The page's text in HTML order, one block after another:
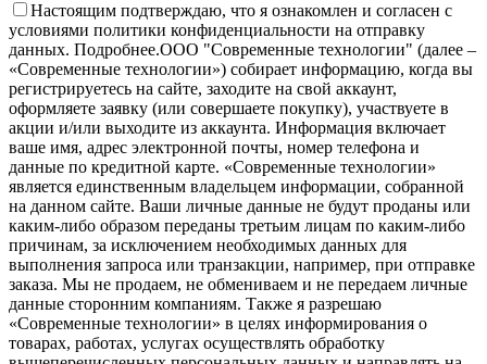
Настоящим подтверждаю, что я ознакомлен и согласен с
условиями политики конфиденциальности на отправку
данных. Подробнее.OOO "Современные технологии" (далее –
«Современные технологии») собирает информацию, когда вы
регистрируетесь на сайте, заходите на свой аккаунт,
оформляете заявку (или совершаете покупку), участвуете в
акции и/или выходите из аккаунта. Информация включает
ваше имя, адрес электронной почты, номер телефона и
данные по кредитной карте. «Современные технологии»
является единственным владельцем информации, собранной
на данном сайте. Ваши личные данные не будут проданы или
каким-либо образом переданы третьим лицам по каким-либо
причинам, за исключением необходимых данных для
выполнения запроса или транзакции, например, при отправке
заказа. Мы не продаем, не обмениваем и не передаем личные
данные сторонним компаниям. Также я разрешаю
«Современные технологии» в целях информирования о
товарах, работах, услугах осуществлять обработку